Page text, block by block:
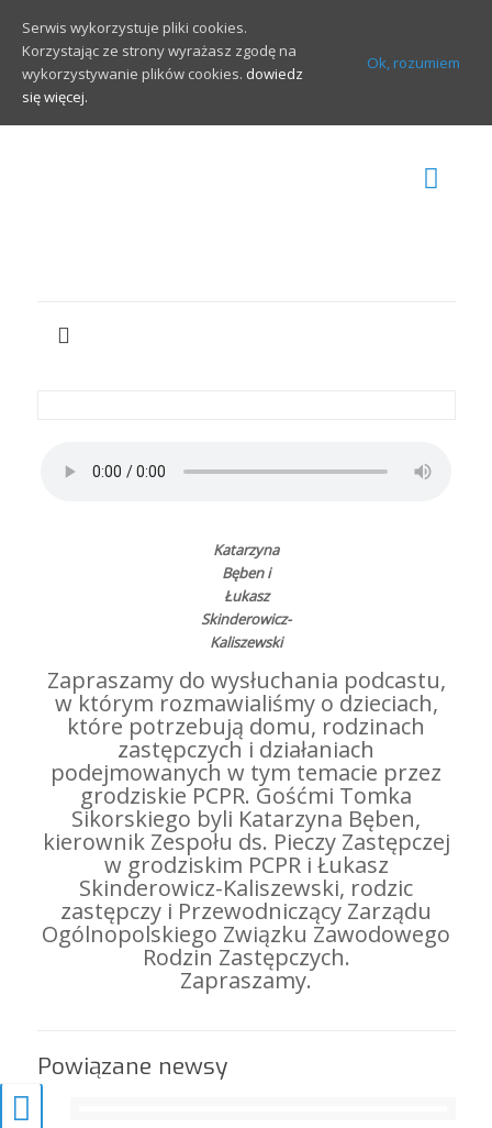
Przełącz wysoki kontrast
Katarzyna
Bęben i
Łukasz
Skinderowicz-
Kaliszewski
Zapraszamy do wysłuchania podcastu,
w którym rozmawialiśmy o dzieciach,
które potrzebują domu, rodzinach
zastępczych i działaniach
podejmowanych w tym temacie przez
grodziskie PCPR. Gośćmi Tomka
Sikorskiego byli Katarzyna Bęben,
kierownik Zespołu ds. Pieczy Zastępczej
w grodziskim PCPR i Łukasz
Skinderowicz-Kaliszewski, rodzic
zastępczy i Przewodniczący Zarządu
Ogólnopolskiego Związku Zawodowego
Rodzin Zastępczych.
Zapraszamy.
Powiązane newsy
Serwis wykorzystuje pliki cookies.
Korzystając ze strony wyrażasz zgodę na
wykorzystywanie plików cookies. dowiedz
się więcej.
Ok, rozumiem